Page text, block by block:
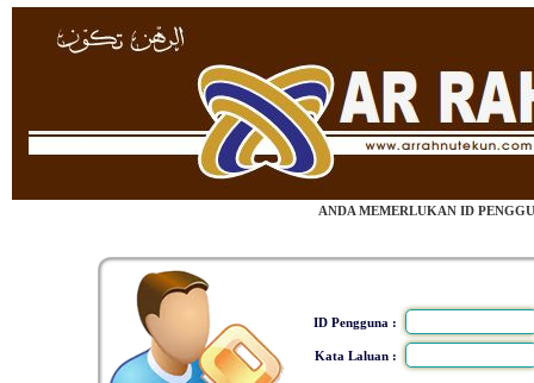
ANDA MEMERLUKAN ID
ID Pengguna :
Kata Laluan :